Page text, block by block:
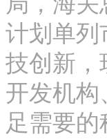
计划单列
技创新，
开发机构
足需要